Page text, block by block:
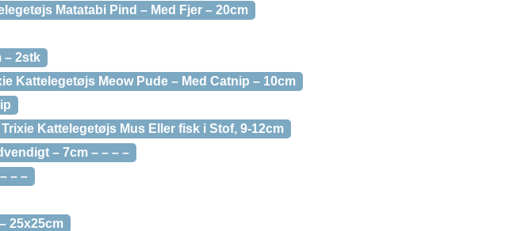
Matatabi Pind – Med Fjer – 20cm
– 2stk
Kattelegetøjs Meow Pude – Med Catnip – 10cm
Trixie Kattelegetøjs Mus Eller fisk i Stof, 9-12cm
– 7cm – – – –
– –
25x25cm